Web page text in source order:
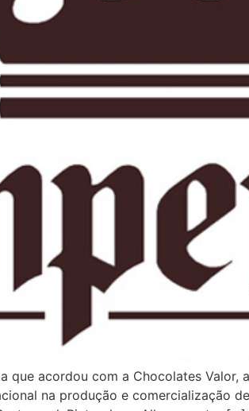
que acordou com a Chocolates
na produção e comercialização